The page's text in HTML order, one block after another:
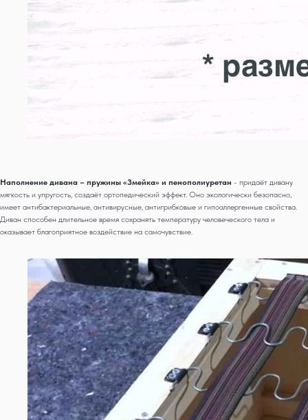
Наполнение дивана – пружины «Змейка» и пенополиуретан - придаёт дивану
мягкость и упругость, создаёт ортопедический эффект. Оно экологически безопасно,
имеет антибактериальные, антивирусные, антигрибковые и гипоаллергенные свойства.
Диван способен длительное время сохранять температуру человеческого тела и
оказывает благоприятное воздействие на самочувствие.